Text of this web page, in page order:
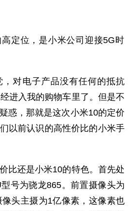
对电子产品没有任何的抵抗
进入我的购物车里了。但是不
惑，那就是这次小米10的定价
以前认识的高性价比的小米手
比还是小米10的特色。首先处
号为骁龙865。前置摄像头为
头主摄为1亿像素，这像素也